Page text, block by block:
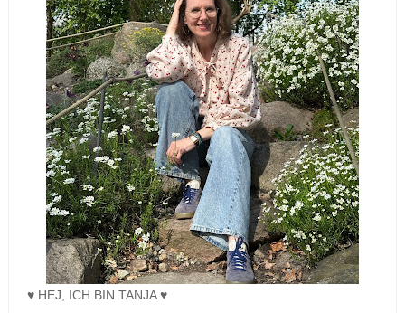
♥ HEJ, ICH BIN TANJA ♥